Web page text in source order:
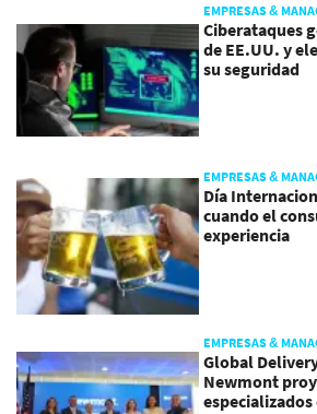
EMPRESAS &
Ciberataques
de EE.UU. y
su seguridad
EMPRESAS &
Día
cuando el
experiencia
EMPRESAS &
Global
Newmont
especializados